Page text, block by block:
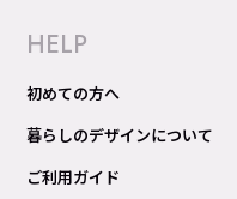
HELP
初めての方へ
暮らしのデザインについて
ご利用ガイド